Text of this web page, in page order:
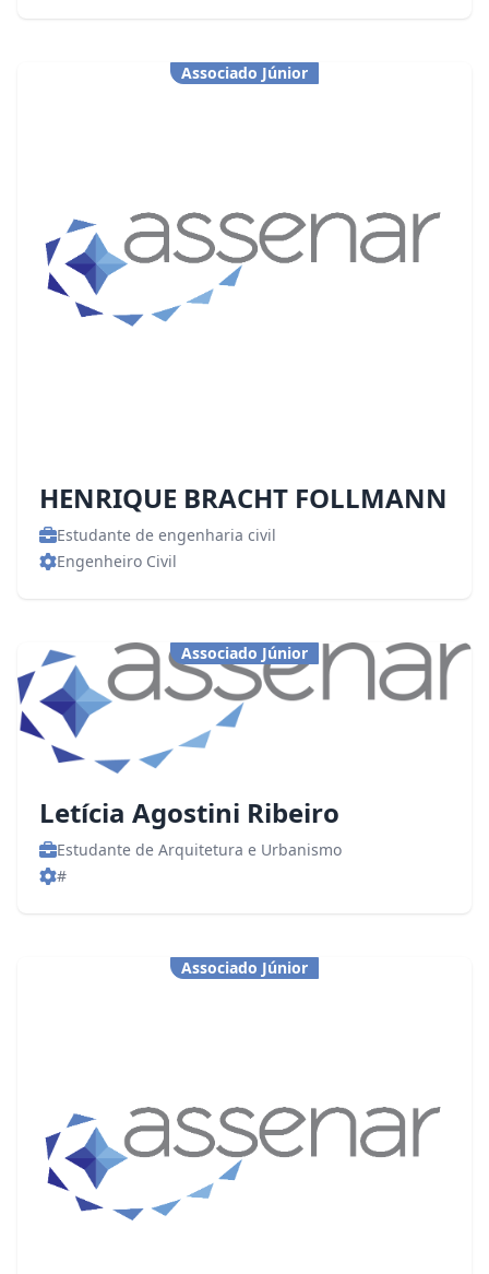
Associado Júnior
HENRIQUE BRACHT FOLLMANN
Estudante de engenharia civil
Engenheiro Civil
Associado Júnior
Letícia Agostini Ribeiro
Estudante de Arquitetura e Urbanismo
#
Associado Júnior